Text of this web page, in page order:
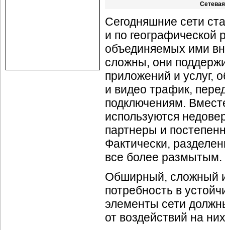
Сегодняшние сети
и по географической
объединяемых ими
сложны, они
приложений и услуг,
и видео трафик,
подключениям.
используются
партнеры и
Фактически,
все более размытым.
Обширный, сложный и
потребность в
элементы сети
от воздействий на